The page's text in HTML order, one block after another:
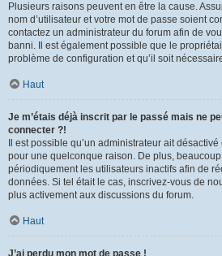
Plusieurs raisons peuvent en être la cause.
nom d’utilisateur et votre mot de passe soient
contactez un administrateur du forum afin de
banni. Il est également possible que le
problème de configuration et qu’il soit
Haut
Je m’étais déjà inscrit par le passé mais ne
connecter ?!
Il est possible qu’un administrateur ait
pour une quelconque raison. De plus,
périodiquement les utilisateurs inactifs afin de
données. Si tel était le cas, inscrivez-vous de
plus activement aux discussions du forum.
Haut
J’ai perdu mon mot de passe !